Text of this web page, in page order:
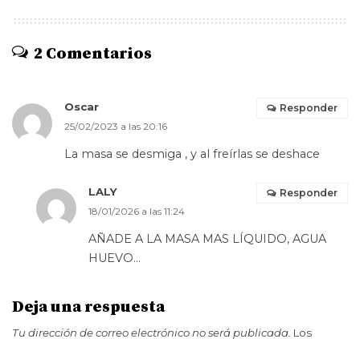
2 Comentarios
Oscar
25/02/2023 a las 20:16
La masa se desmiga , y al freírlas se deshace
Responder
LALY
18/01/2026 a las 11:24
AÑADE A LA MASA MAS LÍQUIDO, AGUA
HUEVO…
Responder
Deja una respuesta
Tu dirección de correo electrónico no será publicada. Los